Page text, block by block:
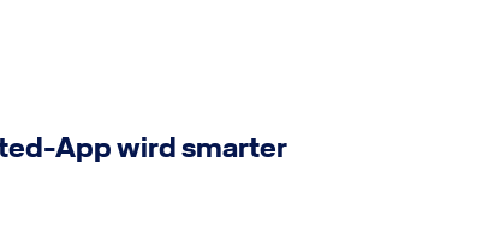
App wird smarter